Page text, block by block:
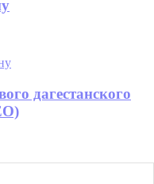
дагестанского